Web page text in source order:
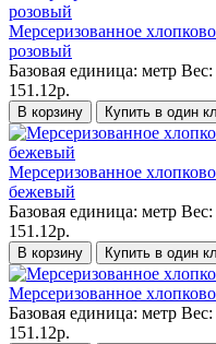
Мерсеризованное
розовый
Базовая единица: метр Вес:
151.12р.
В корзину Купить в один
Мерсеризованное
бежевый
Базовая единица: метр Вес:
151.12р.
В корзину Купить в один
Мерсеризованное
Базовая единица: метр Вес:
151.12р.